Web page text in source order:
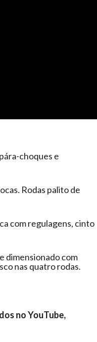
choques e
Rodas palito de
com regulagens, cinto
dimensionado com
nas quatro rodas.
no YouTube,